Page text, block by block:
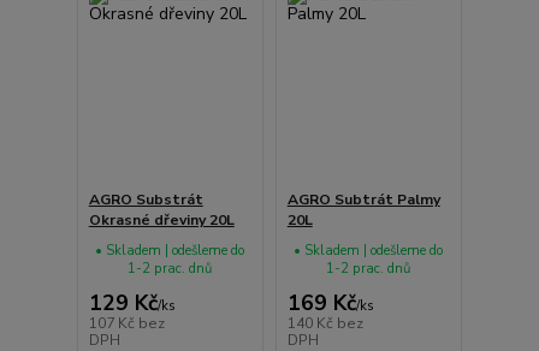
AGRO Substrát
Okrasné dřeviny 20L
129 Kč/ks
107 Kč bez
DPH
• Skladem | odešleme do
1-2 prac. dnů
AGRO Subtrát Palmy
20L
169 Kč/ks
140 Kč bez
DPH
• Skladem | odešleme do
1-2 prac. dnů